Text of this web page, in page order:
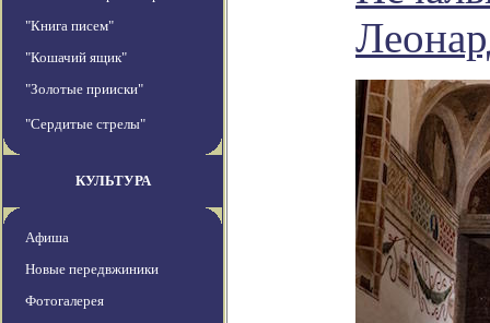
"Книга писем"
"Кошачий ящик"
"Золотые прииски"
"Сердитые стрелы"
КУЛЬТУРА
Афиша
Новые передвжиники
Фотогалерея